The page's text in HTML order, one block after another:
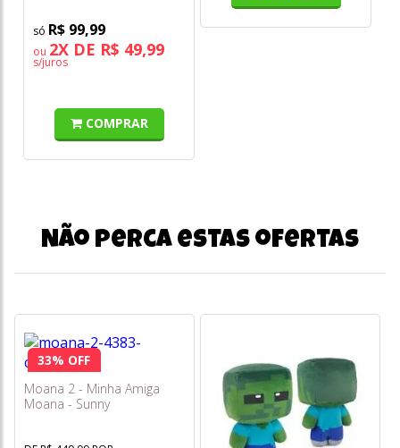
R$ 99,99
ou 2X DE R$ 49,99
s/juros
COMPRAR
Não perca estas ofertas
33% OFF
Moana 2 - Minha Amiga
Moana - Sunny